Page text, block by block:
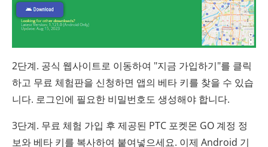
2단계. 공식 웹사이트로 이동하여 "지금 가입하기"를 클릭
하고 무료 체험판을 신청하면 앱의 베타 키를 찾을 수 있습
니다. 로그인에 필요한 비밀번호도 생성해야 합니다.
3단계. 무료 체험 가입 후 제공된 PTC 포켓몬 GO 계정 정
보와 베타 키를 복사하여 붙여넣으세요. 이제 Android 기